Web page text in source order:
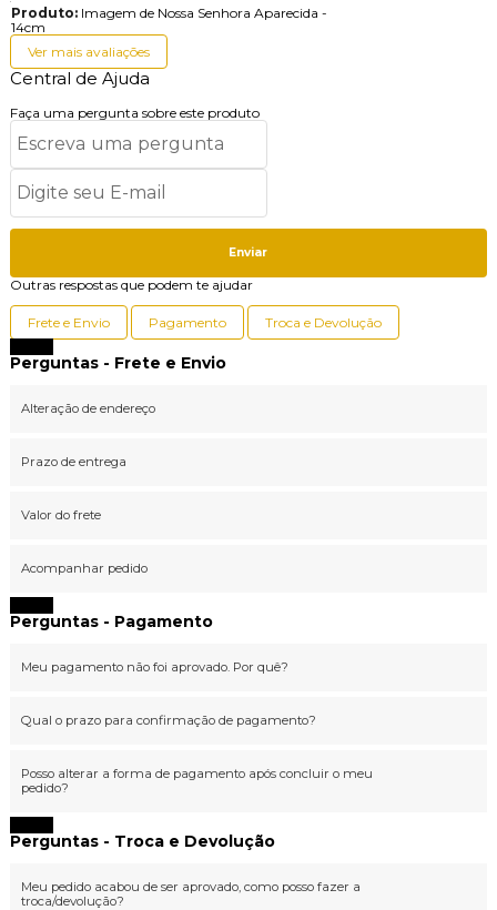
Produto:Imagem de Nossa Senhora Aparecida -
14cm
Ver mais avaliações
Central de Ajuda
Faça uma pergunta sobre este produto
Enviar
Outras respostas que podem te ajudar
Frete e Envio Pagamento
Troca e Devolução
Perguntas - Frete e Envio
Alteração de endereço
Prazo de entrega
Valor do frete
Acompanhar pedido
Perguntas - Pagamento
Meu pagamento não foi aprovado. Por quê?
Qual o prazo para confirmação de pagamento?
Posso alterar a forma de pagamento após concluir o meu
pedido?
Perguntas - Troca e Devolução
Meu pedido acabou de ser aprovado, como posso fazer a
troca/devolução?